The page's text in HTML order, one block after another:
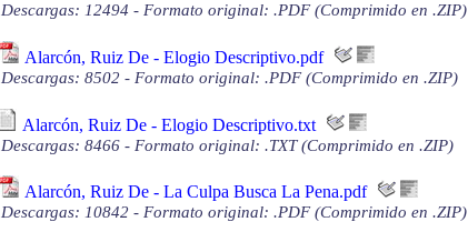
Descargas: 12494 - Formato original: .PDF (Comprimido en .ZIP)
Alarcón, Ruiz De - Elogio Descriptivo.pdf
Descargas: 8502 - Formato original: .PDF (Comprimido en .ZIP)
Alarcón, Ruiz De - Elogio Descriptivo.txt
Descargas: 8466 - Formato original: .TXT (Comprimido en .ZIP)
Alarcón, Ruiz De - La Culpa Busca La Pena.pdf
Descargas: 10842 - Formato original: .PDF (Comprimido en .ZIP)